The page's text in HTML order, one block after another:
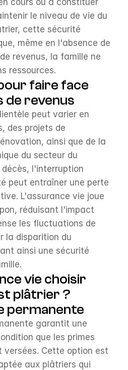
cours ou à constituer
le niveau de vie du
cette sécurité
même en l'absence de
revenus, la famille ne
ressources.
faire face
de revenus
peut varier en
des projets de
ainsi que de la
du secteur du
l'interruption
peut entraîner une perte
L'assurance vie joue
réduisant l'impact
les fluctuations de
la disparition du
ainsi une sécurité
vie choisir
plâtrier ?
permanente
garantit une
que les primes
versées. Cette option est
aux plâtriers qui